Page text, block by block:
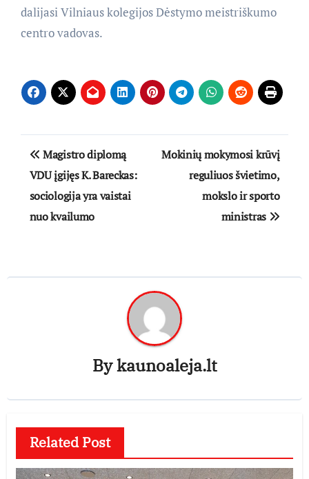
dalijasi Vilniaus kolegijos Dėstymo meistriškumo
centro vadovas.
Navigacija
tarp
įrašų
Magistro diplomą
VDU įgijęs K. Bareckas:
sociologija yra vaistai
nuo kvailumo
Mokinių mokymosi krūvį
reguliuos švietimo,
mokslo ir sporto
ministras
Bykaunoaleja.lt
Related Post